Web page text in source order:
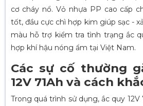
cơ cháy nổ. Vỏ nhựa PP cao cấp
tốt, đầu cực chì hợp kim giúp sạc -
màu hỗ trợ kiểm tra tình trạng ắc
hợp khí hậu nóng ẩm tại Việt Nam.
Các sự cố thường
12V 71Ah và cách
Trong quá trình sử dụng, ắc quy